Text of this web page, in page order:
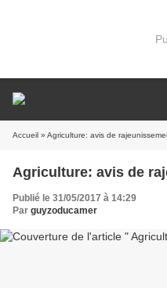
Accueil » Agriculture: avis de
Agriculture: avis de
Publié le 31/05/2017 à 14:29
Par guyzoducamer